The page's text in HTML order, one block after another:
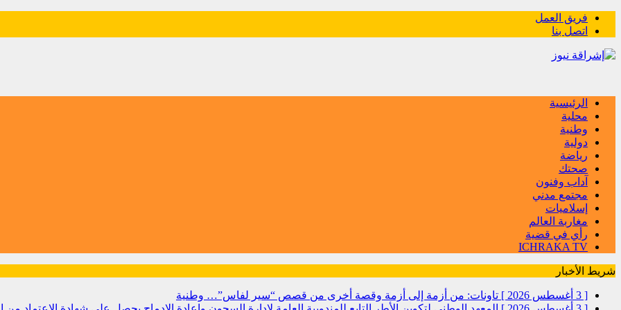
فريق العمل
اتصل بنا
الرئيسية
محلية
وطنية
دولية
رياضة
صحتك
آداب وفنون
مجتمع مدني
إسلاميات
مغاربة العالم
رأي في قضية
ICHRAKA TV
شريط الأخبار
[ 3 أغسطس 2026 ] تاونات: من أزمة إلى أزمة وقصة أخرى من قصص “سير لفاس”… وطنية